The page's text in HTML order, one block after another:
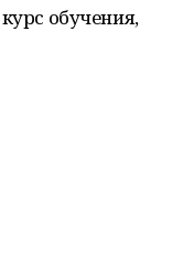
обучения,